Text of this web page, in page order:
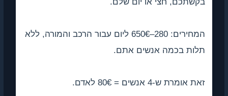
המחירים: 280–650€ ליום עבור הרכב והמורה, ללא
בכמה אנשים אתם.
אומרת ש-4 אנשים = 80€ לאדם.